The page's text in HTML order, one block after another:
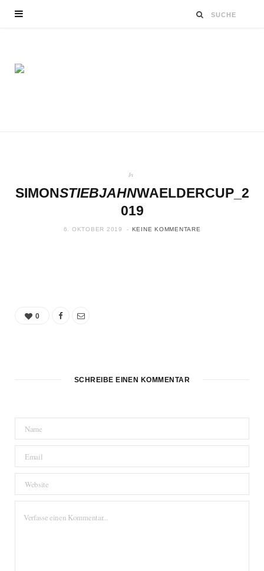
In
SIMONSTIEBJAHNWAELDERCUP_2
019
6. OKTOBER 2019 KEINE KOMMENTARE
0
SCHREIBE EINEN KOMMENTAR